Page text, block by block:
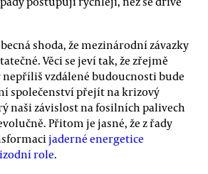
shoda, že mezinárodní závazky
Věci se jeví tak, že zřejmě
nepříliš vzdálené budoucnosti bude
společenství přejít na krizový
naši závislost na fosilních palivech
Přitom je jasné, že z řady
jaderné energetice
role.